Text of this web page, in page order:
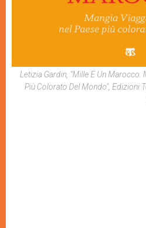
Letizia Gardin, "Mille E Un Marocco.
Più Colorato Del Mondo", Edizioni